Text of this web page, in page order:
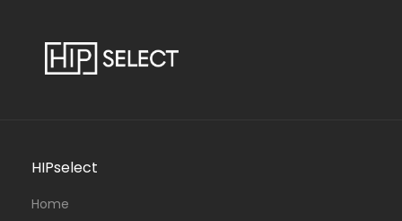
HIPselect
Home